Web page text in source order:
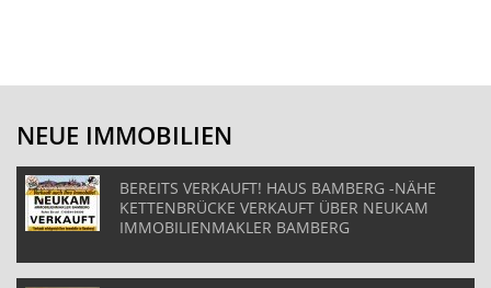
NEUE IMMOBILIEN
BEREITS VERKAUFT! HAUS BAMBERG -NÄHE
KETTENBRÜCKE VERKAUFT ÜBER NEUKAM
IMMOBILIENMAKLER BAMBERG